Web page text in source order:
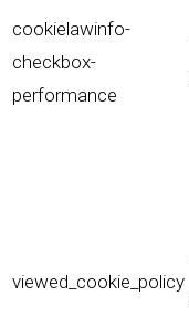
cookielawinfo-
checkbox-
performance
viewed_cookie_policy